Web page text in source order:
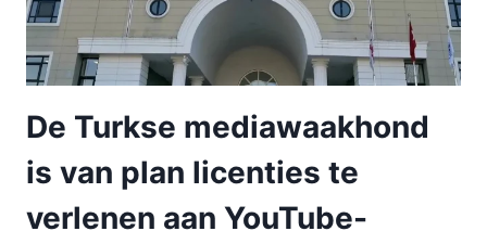
De Turkse mediawaakhond
is van plan licenties te
verlenen aan YouTube-